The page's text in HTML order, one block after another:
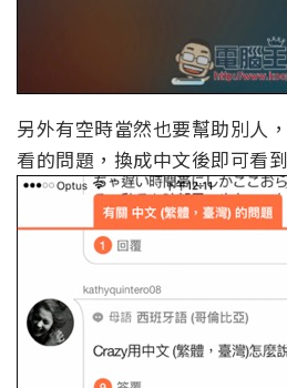
另外有空時當然也要幫助別人
看的問題，換成中文後即可看